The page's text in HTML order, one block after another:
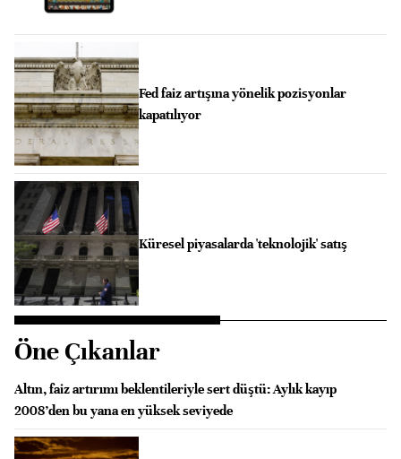
Fed faiz artışına yönelik pozisyonlar
kapatılıyor
Küresel piyasalarda 'teknolojik' satış
Öne Çıkanlar
Altın, faiz artırımı beklentileriyle sert düştü: Aylık kayıp
2008’den bu yana en yüksek seviyede